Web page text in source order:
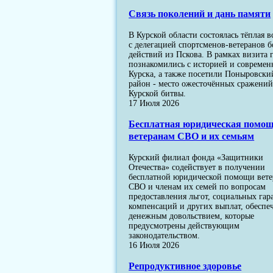
Связь поколений и дань памяти
В Курской области состоялась тёплая
с делегацией спортсменов-ветеранов
действий из Пскова. В рамках визита
познакомились с историей и
Курска, а также посетили
район - место ожесточённых сражений
Курской битвы.
17 Июля 2026
Бесплатная юридическая
ветеранам СВО и их семьям
Курский филиал фонда «Защитники
Отечества» содействует в получении
бесплатной юридической помощи
СВО и членам их семей по вопросам
предоставления льгот, социальных
компенсаций и других выплат,
денежным довольствием, которые
предусмотрены действующим
законодательством.
16 Июля 2026
Репродуктивное здоровье